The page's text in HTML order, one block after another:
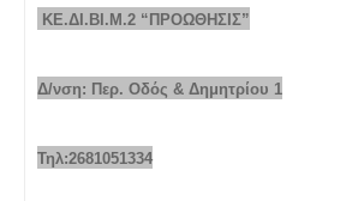
ΚΕ.ΔΙ.ΒΙ.Μ.2 “ΠΡΟΩΘΗΣΙΣ”
Δ/νση: Περ. Οδός & Δημητρίου 1
Τηλ:2681051334